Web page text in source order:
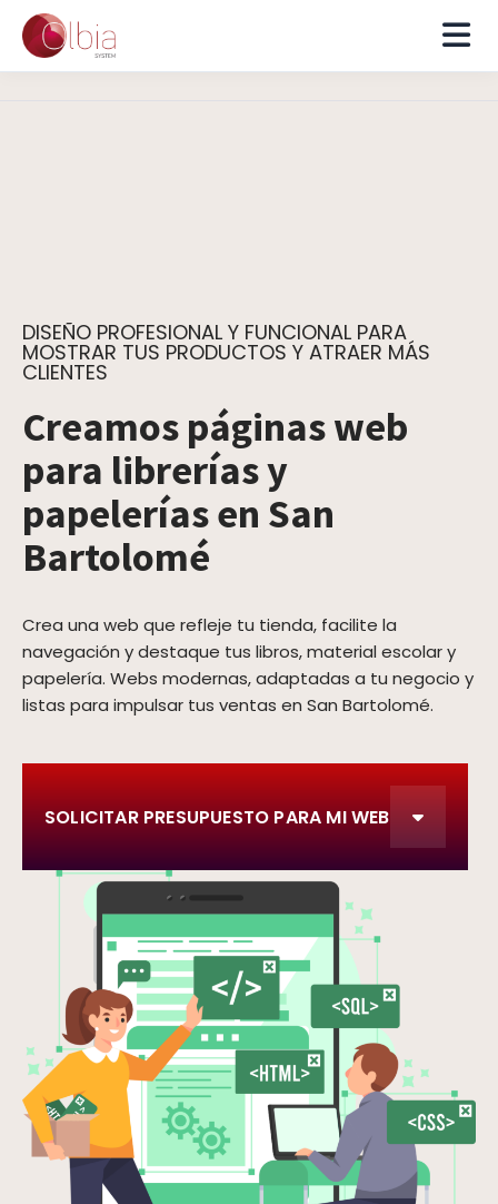
DISEÑO PROFESIONAL Y FUNCIONAL PARA
MOSTRAR TUS PRODUCTOS Y ATRAER MÁS
CLIENTES
Creamos páginas web
para librerías y
papelerías en San
Bartolomé
Crea una web que refleje tu tienda, facilite la
navegación y destaque tus libros, material escolar y
papelería. Webs modernas, adaptadas a tu negocio y
listas para impulsar tus ventas en San Bartolomé.
SOLICITAR PRESUPUESTO PARA MI WEB